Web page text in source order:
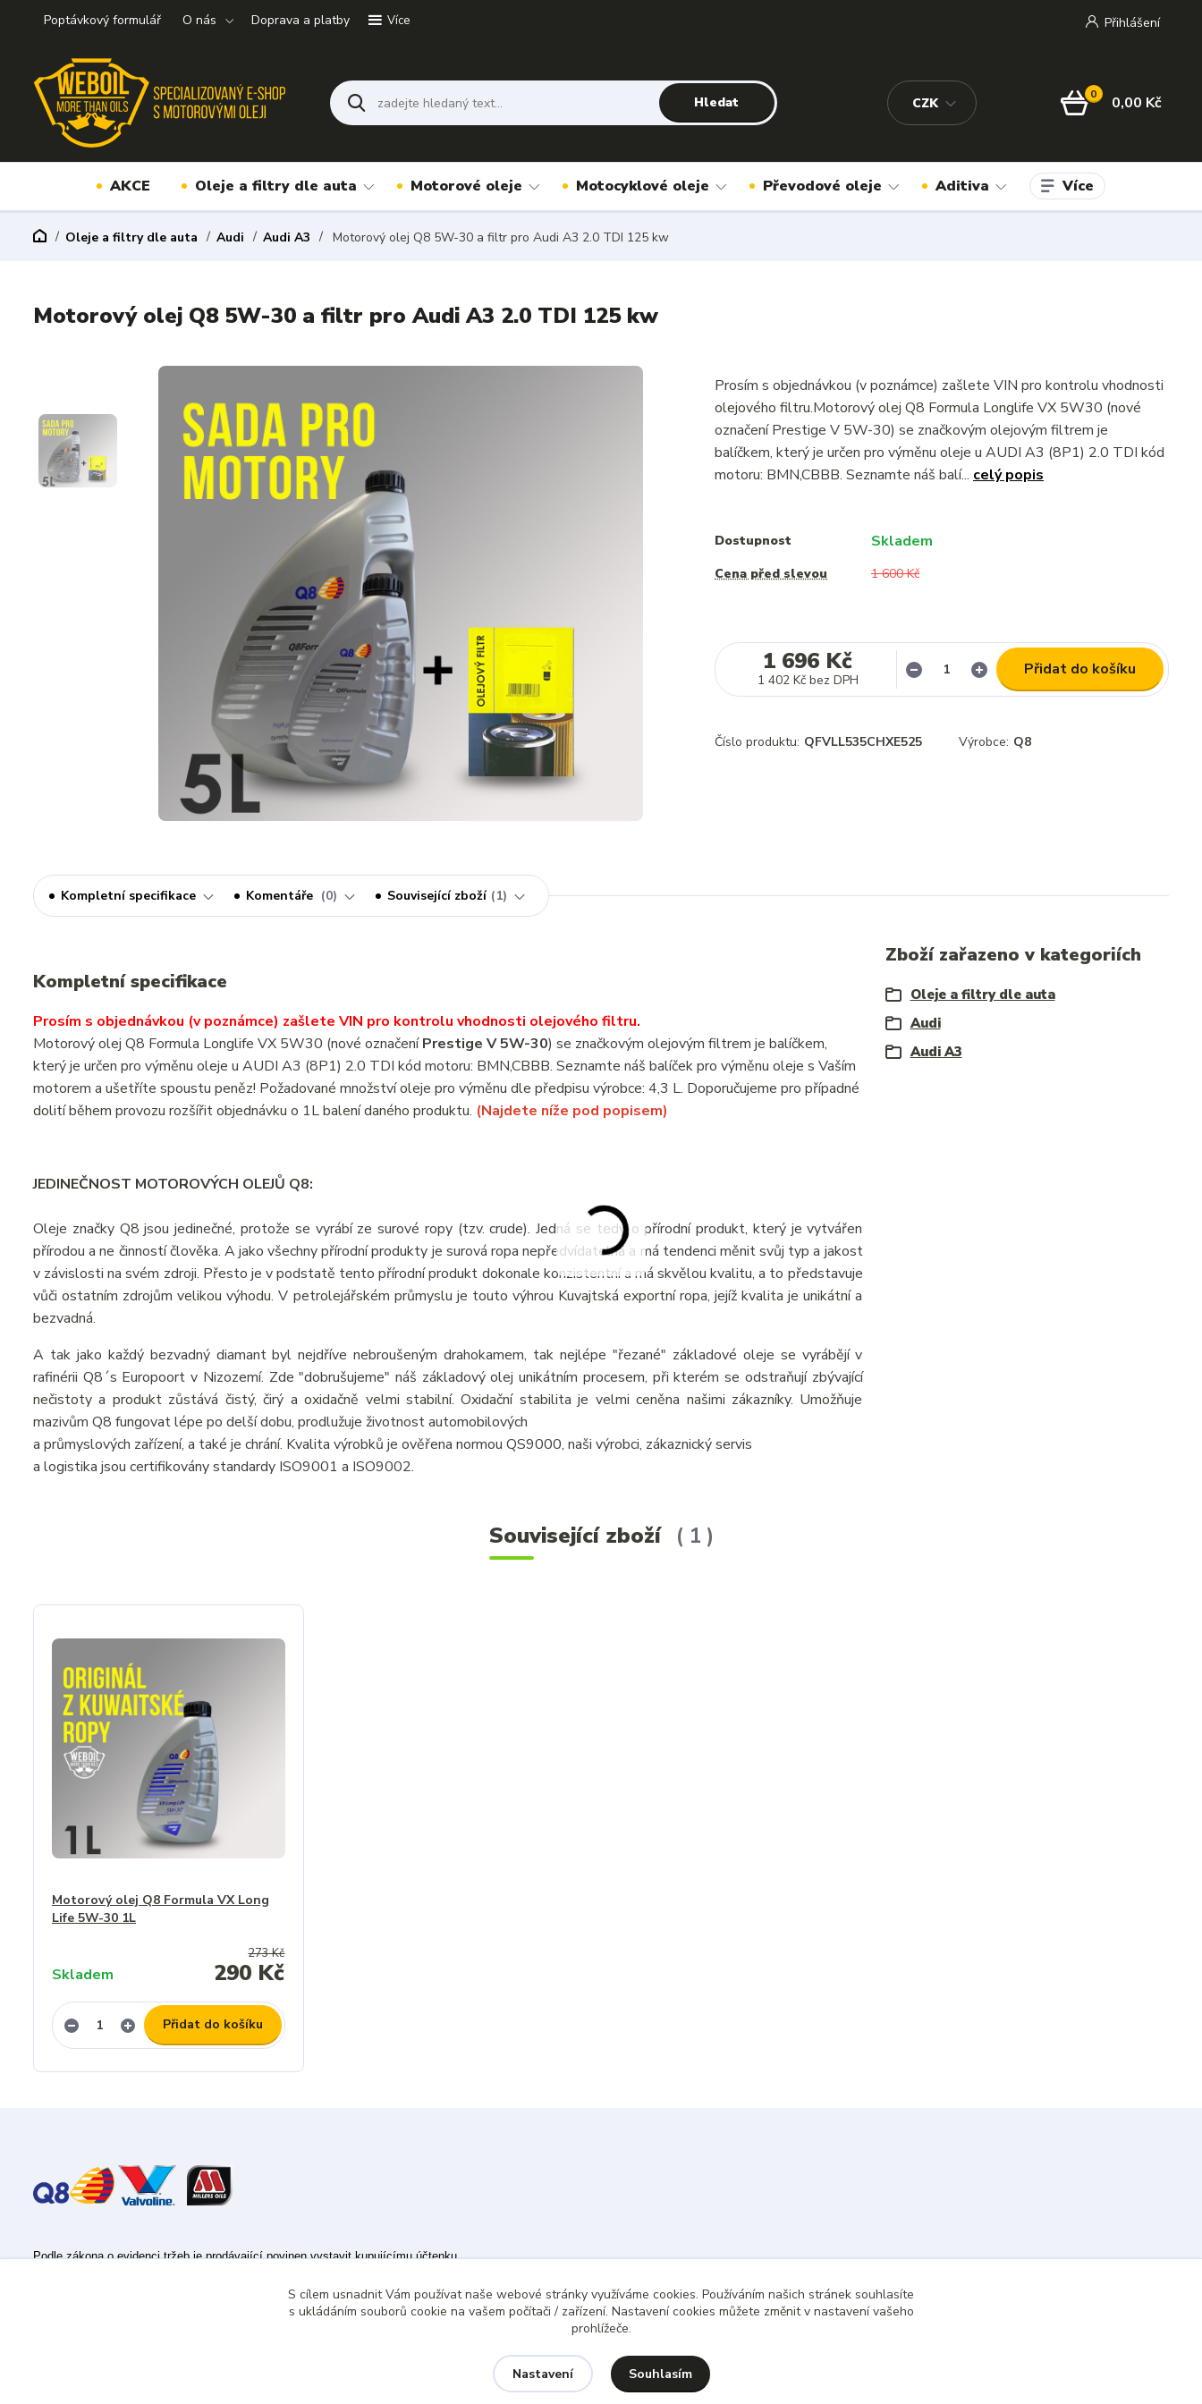
Poptávkový formulář O nás Doprava a platby Více
CZK
Přihlášení
Hledat 0 0,00 Kč
AKCE Oleje a filtry dle auta Motorové oleje Motocyklové oleje Převodové oleje Aditiva Více
Oleje a filtry dle auta Audi Audi A3 Motorový olej Q8 5W-30 a filtr pro Audi A3 2.0 TDI 125 kw
Motorový olej Q8 5W-30 a filtr pro Audi A3 2.0 TDI 125 kw
Prosím s objednávkou (v poznámce) zašlete VIN pro kontrolu vhodnosti
olejového filtru.Motorový olej Q8 Formula Longlife VX 5W30 (nové
označení Prestige V 5W-30) se značkovým olejovým filtrem je
balíčkem, který je určen pro výměnu oleje u AUDI A3 (8P1) 2.0 TDI kód
motoru: BMN,CBBB. Seznamte náš balí... celý popis
Dostupnost Skladem
Cena před slevou 1 600 Kč
1 696 Kč
1 402 Kč bez DPH
Přidat do košíku
Číslo produktu: QFVLL535CHXE525 Výrobce: Q8
Kompletní specifikace Komentáře 0 Související zboží 1
Kompletní specifikace
Prosím s objednávkou (v poznámce) zašlete VIN pro kontrolu vhodnosti olejového filtru.
Motorový olej Q8 Formula Longlife VX 5W30 (nové označeníPrestige V 5W-30) se značkovým olejovým filtrem je balíčkem,
který je určen pro výměnu oleje u AUDI A3 (8P1) 2.0 TDI kód motoru: BMN,CBBB. Seznamte náš balíček pro výměnu oleje s Vaším
motorem a ušetříte spoustu peněz! Požadované množství oleje pro výměnu dle předpisu výrobce: 4,3 L. Doporučujeme pro případné
dolití během provozu rozšířit objednávku o 1L balení daného produktu. (Najdete níže pod popisem)
JEDINEČNOST MOTOROVÝCH OLEJŮ Q8:
Oleje značky Q8 jsou jedinečné, protože se vyrábí ze surové ropy (tzv. crude). Jedná se tedy o přírodní produkt, který je vytvářen
přírodou a ne činností člověka. A jako všechny přírodní produkty je surová ropa nepředvídatelná a má tendenci měnit svůj typ a jakost
v závislosti na svém zdroji. Přesto je v podstatě tento přírodní produkt dokonale konzistentní a má skvělou kvalitu, a to představuje
vůči ostatním zdrojům velikou výhodu. V petrolejářském průmyslu je touto výhrou Kuvajtská exportní ropa, jejíž kvalita je unikátní a
bezvadná.
A tak jako každý bezvadný diamant byl nejdříve nebroušeným drahokamem, tak nejlépe "řezané" základové oleje se vyrábějí v
rafinérii Q8´s Europoort v Nizozemí. Zde "dobrušujeme" náš základový olej unikátním procesem, při kterém se odstraňují zbývající
nečistoty a produkt zůstává čistý, čirý a oxidačně velmi stabilní. Oxidační stabilita je velmi ceněna našimi zákazníky. Umožňuje
mazivům Q8 fungovat lépe po delší dobu, prodlužuje životnost automobilových
a průmyslových zařízení, a také je chrání. Kvalita výrobků je ověřena normou QS9000, naši výrobci, zákaznický servis
a logistika jsou certifikovány standardy ISO9001 a ISO9002.
Zboží zařazeno v kategoriích
Oleje a filtry dle auta
Audi
Audi A3
Související zboží 1
Motorový olej Q8 Formula VX Long
Life 5W-30 1L
273 Kč
290 Kč
Skladem
Přidat do košíku
Podle zákona o evidenci tržeb je prodávající povinen vystavit kupujícímu účtenku.
Zároveň je povinen zaevidovat přijatou tržbu u správce daně online; v případě technického výpadku pak nejpozději do 48 hodin.
S cílem usnadnit Vám používat naše webové stránky využíváme cookies. Používáním našich stránek souhlasíte
s ukládáním souborů cookie na vašem počítači / zařízení. Nastavení cookies můžete změnit v nastavení vašeho
prohlížeče.
Nastavení Souhlasím